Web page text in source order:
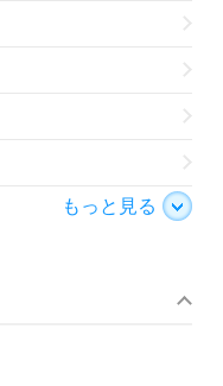
もっと見る